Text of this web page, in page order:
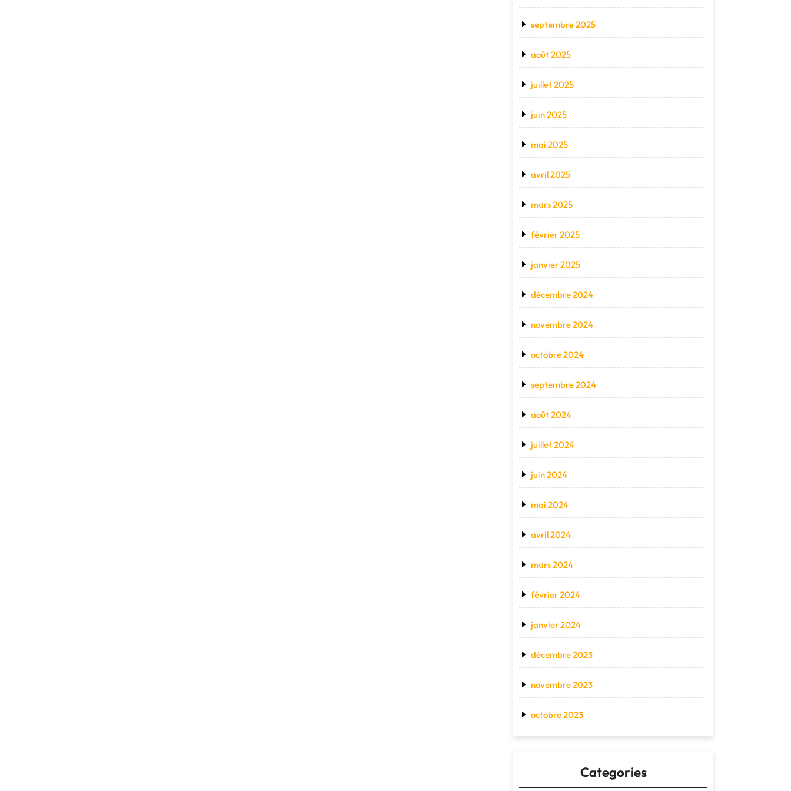
septembre 2025
août 2025
juillet 2025
juin 2025
mai 2025
avril 2025
mars 2025
février 2025
janvier 2025
décembre 2024
novembre 2024
octobre 2024
septembre 2024
août 2024
juillet 2024
juin 2024
mai 2024
avril 2024
mars 2024
février 2024
janvier 2024
décembre 2023
novembre 2023
octobre 2023
Categories